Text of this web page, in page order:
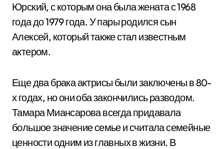
Юрский, с которым она была жената с 1968
года до 1979 года. У пары родился сын
Алексей, который также стал известным
актером.
Еще два брака актрисы были заключены в 80-
х годах, но они оба закончились разводом.
Тамара Миансарова всегда придавала
большое значение семье и считала семейные
ценности одним из главных в жизни. В